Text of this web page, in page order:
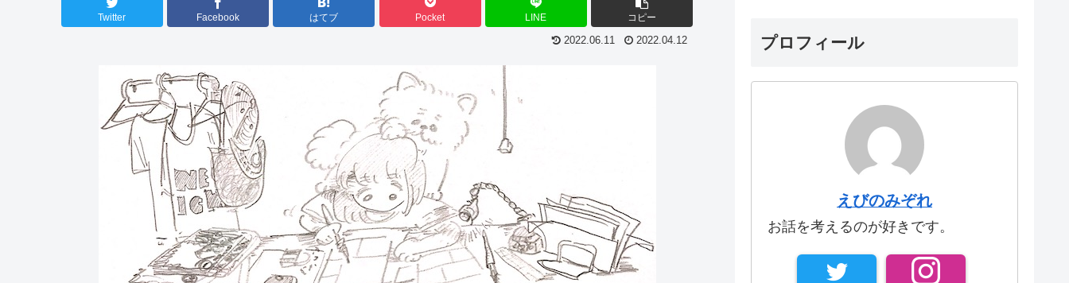
Twitter Facebook はてブ Pocket LINE コピー
2022.06.11 2022.04.12 プロフィール
えびのみぞれ
お話を考えるのが好きです。